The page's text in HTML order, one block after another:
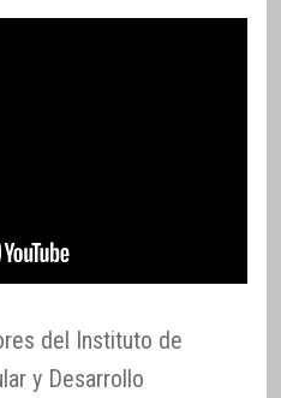
del Instituto de
y Desarrollo